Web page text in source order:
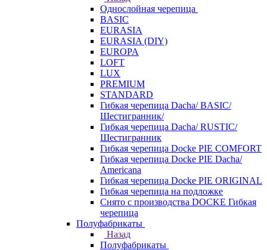
Однослойная черепица
BASIC
EURASIA
EURASIA (DIY)
EUROPA
LOFT
LUX
PREMIUM
STANDARD
Гибкая черепица Dacha/ BASIC/
Шестигранник/
Гибкая черепица Dacha/ RUSTIC/
Шестигранник
Гибкая черепица Docke PIE COMFORT
Гибкая черепица Docke PIE Dacha/
Americana
Гибкая черепица Docke PIE ОRIGINАL
Гибкая черепица на подложке
Снято с производства DOCKE Гибкая
черепица
Полуфабрикаты
Назад
Полуфабрикаты